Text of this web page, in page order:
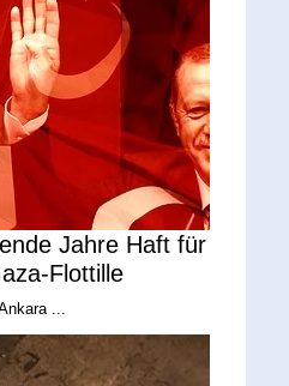
Jahre Haft für
Flottille
...